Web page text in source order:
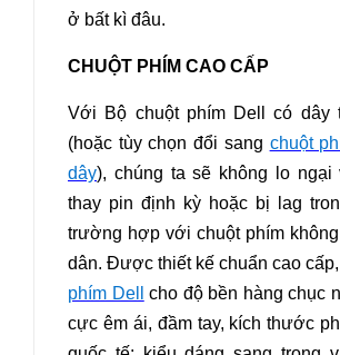
ở bất kì đâu.
CHUỘT PHÍM CAO CẤP
Với Bộ chuột phím Dell có dây
(hoặc tùy chọn đổi sang chuột
dây), chúng ta sẽ không lo ngại
thay pin định kỳ hoặc bị lag
trường hợp với chuột phím
dân. Được thiết kế chuẩn cao cấp,
phím Dell
cho độ bền hàng chục
cực êm ái, đầm tay, kích thước